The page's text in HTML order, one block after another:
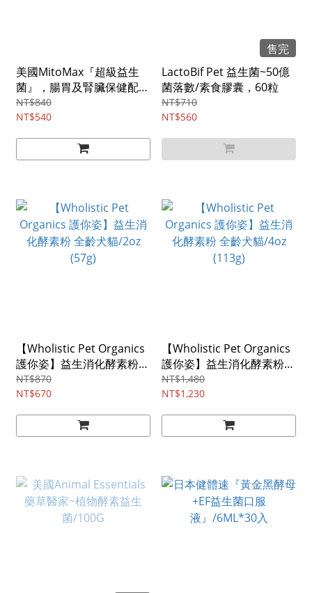
美國MitoMax『超級益生
菌』，腸胃及腎臟保健配
方/中小型犬貓，30粒
NT$840
NT$540
售完
LactoBif Pet 益生菌~50億
菌落數/素食膠囊，60粒
NT$710
NT$560
【Wholistic Pet Organics
護你姿】益生消化酵素粉
全齡犬貓/2oz (57g)
NT$870
NT$670
【Wholistic Pet Organics
護你姿】益生消化酵素粉
全齡犬貓/4oz (113g)
NT$1,480
NT$1,230